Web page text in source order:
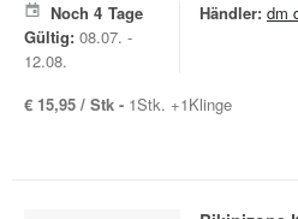
Noch 4 Tage
Gültig: 08.07. -
12.08.
Händler: dm
€ 15,95 / Stk - 1Stk. +1Klinge